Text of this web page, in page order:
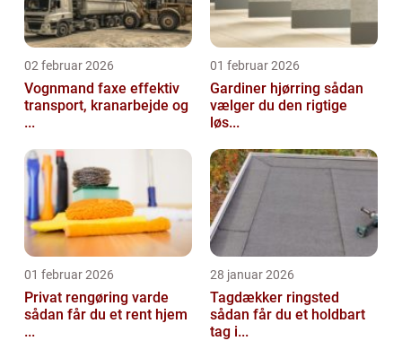
02 februar 2026
Vognmand faxe effektiv
transport, kranarbejde og
...
01 februar 2026
Gardiner hjørring sådan
vælger du den rigtige
løs...
01 februar 2026
Privat rengøring varde
sådan får du et rent hjem
...
28 januar 2026
Tagdækker ringsted
sådan får du et holdbart
tag i...